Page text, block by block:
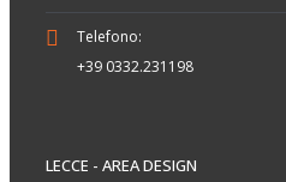
Telefono:
+39 0332.231198
LECCE - AREA DESIGN